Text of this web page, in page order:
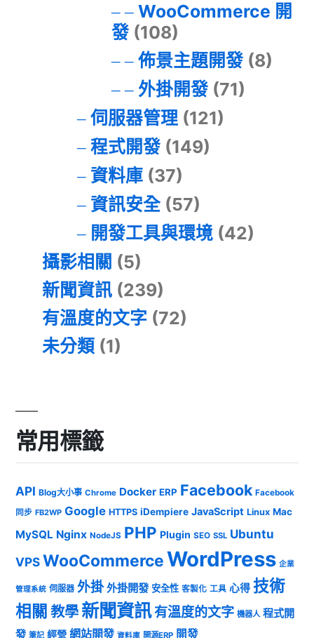
WooCommerce 開
發(108)
佈景主題開發(8)
外掛開發(71)
伺服器管理(121)
程式開發(149)
資料庫(37)
資訊安全(57)
開發工具與環境(42)
攝影相關 (5)
新聞資訊 (239)
有溫度的文字 (72)
未分類 (1)
常用標籤
API Blog大小事 Chrome Docker ERP Facebook Facebook
同步 FB2WP Google HTTPS iDempiere JavaScript Linux Mac
MySQL Nginx NodeJS PHP Plugin SEO SSL Ubuntu
VPSWooCommerceWordPress 企業
管理系統 伺服器 外掛 外掛開發 安全性 客製化 工具 心得 技術
相關 教學 新聞資訊有溫度的文字 機器人 程式開
發 筆記 經營 網站開發 資料庫 開源ERP 開發